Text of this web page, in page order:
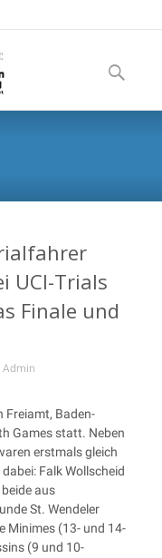
to
content
Suchen
nach:
UCI-Trials
Finale und
Admin
Freiamt, Baden-
Games statt. Neben
erstmals gleich
Falk Wollscheid
aus
St. Wendeler
Minimes (13- und 14-
(9 und 10-